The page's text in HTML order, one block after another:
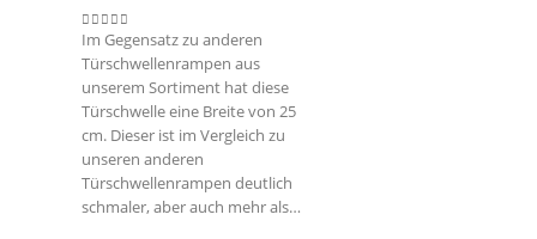
0out of 5
Im Gegensatz zu anderen
Türschwellenrampen aus
unserem Sortiment hat diese
Türschwelle eine Breite von 25
cm. Dieser ist im Vergleich zu
unseren anderen
Türschwellenrampen deutlich
schmaler, aber auch mehr als…